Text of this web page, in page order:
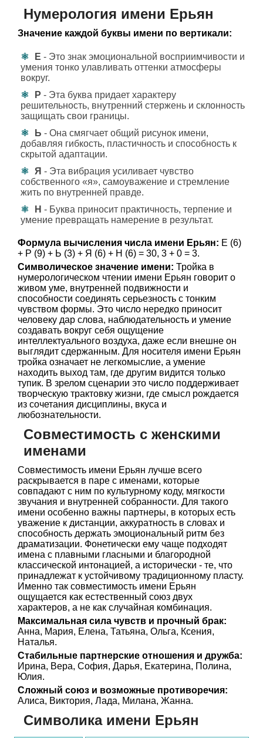
Нумерология имени Ерьян
Значение каждой буквы имени по вертикали:
Е - Это знак эмоциональной восприимчивости и
умения тонко улавливать оттенки атмосферы
вокруг.
Р - Эта буква придает характеру
решительность, внутренний стержень и склонность
защищать свои границы.
Ь - Она смягчает общий рисунок имени,
добавляя гибкость, пластичность и способность к
скрытой адаптации.
Я - Эта вибрация усиливает чувство
собственного «я», самоуважение и стремление
жить по внутренней правде.
Н - Буква приносит практичность, терпение и
умение превращать намерение в результат.
Формула вычисления числа имени Ерьян: Е (6)
+ Р (9) + Ь (3) + Я (6) + Н (6) = 30, 3 + 0 = 3.
Символическое значение имени: Тройка в
нумерологическом чтении имени Ерьян говорит о
живом уме, внутренней подвижности и
способности соединять серьезность с тонким
чувством формы. Это число нередко приносит
человеку дар слова, наблюдательность и умение
создавать вокруг себя ощущение
интеллектуального воздуха, даже если внешне он
выглядит сдержанным. Для носителя имени Ерьян
тройка означает не легкомыслие, а умение
находить выход там, где другим видится только
тупик. В зрелом сценарии это число поддерживает
творческую трактовку жизни, где смысл рождается
из сочетания дисциплины, вкуса и
любознательности.
Совместимость с женскими
именами
Совместимость имени Ерьян лучше всего
раскрывается в паре с именами, которые
совпадают с ним по культурному коду, мягкости
звучания и внутренней собранности. Для такого
имени особенно важны партнеры, в которых есть
уважение к дистанции, аккуратность в словах и
способность держать эмоциональный ритм без
драматизации. Фонетически ему чаще подходят
имена с плавными гласными и благородной
классической интонацией, а исторически - те, что
принадлежат к устойчивому традиционному пласту.
Именно так совместимость имени Ерьян
ощущается как естественный союз двух
характеров, а не как случайная комбинация.
Максимальная сила чувств и прочный брак:
Анна, Мария, Елена, Татьяна, Ольга, Ксения,
Наталья.
Стабильные партнерские отношения и дружба:
Ирина, Вера, София, Дарья, Екатерина, Полина,
Юлия.
Сложный союз и возможные противоречия:
Алиса, Виктория, Лада, Милана, Жанна.
Символика имени Ерьян